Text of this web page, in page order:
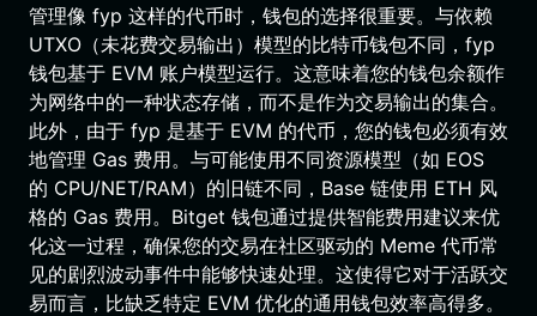
管理像 fyp 这样的代币时，钱包的选择很重要。与依赖
UTXO（未花费交易输出）模型的比特币钱包不同，fyp
钱包基于 EVM 账户模型运行。这意味着您的钱包余额作
为网络中的一种状态存储，而不是作为交易输出的集合。
此外，由于 fyp 是基于 EVM 的代币，您的钱包必须有效
地管理 Gas 费用。与可能使用不同资源模型（如 EOS
的 CPU/NET/RAM）的旧链不同，Base 链使用 ETH 风
格的 Gas 费用。Bitget 钱包通过提供智能费用建议来优
化这一过程，确保您的交易在社区驱动的 Meme 代币常
见的剧烈波动事件中能够快速处理。这使得它对于活跃交
易而言，比缺乏特定 EVM 优化的通用钱包效率高得多。